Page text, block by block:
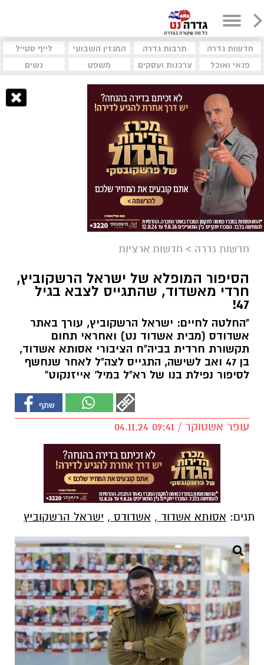
חדשות גדרה תרבות גדרה המגזין השבועי
לייף סטייל
פנאי ואוכל
צרכנות ועסקים משפט נשים
חדשות גדרה > חדשות ארציות
הסיפור המופלא של ישראל הרשקוביץ,
חרדי מאשדוד, שהתגייס לצבא בגיל
47!
"החלטה לחיים: ישראל הרשקוביץ, עורך באתר
אשדודס (מבית אשדוד נט) ואחראי תחום
תקשורת חרדית בביה"ח הציבורי אסותא אשדוד,
בן 47 ואב לשישה, התגייס לצה"ל לאחר שנחשף
לסיפור נפילת בנו של רא"ל במיל' אייזנקוט"
עופר אשטוקר / 09:41 04.11.24
תגים: אסותא אשדוד , אשדודס , ישראל הרשקוביץ